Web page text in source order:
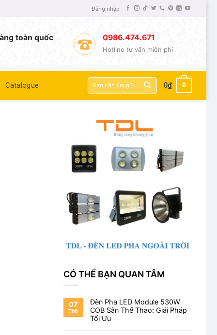
Đăng nhập
toàn quốc 0986.474.671
Hotline tư vấn miễn phí
Catalogue
Tìm
kiếm:
0₫ 0
CÓ THỂ BẠN QUAN TÂM
07
Th8
Đèn Pha LED Module 530W
COB Sân Thể Thao: Giải Pháp
Tối Ưu